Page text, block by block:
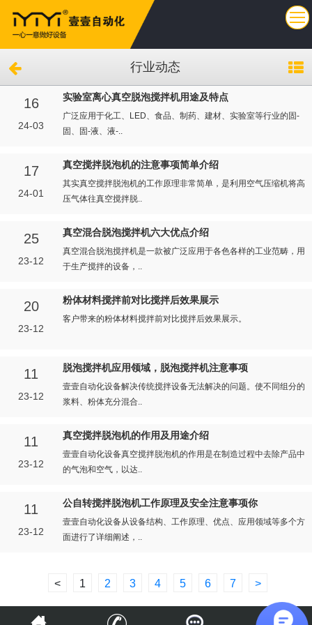
行业动态
16
24-03
实验室离心真空脱泡搅拌机用途及特点
广泛应用于化工、LED、食品、制药、建材、实验室等行业的固-
固、固-液、液-..
17
24-01
真空搅拌脱泡机的注意事项简单介绍
其实真空搅拌脱泡机的工作原理非常简单，是利用空气压缩机将高
压气体往真空搅拌脱..
25
23-12
真空混合脱泡搅拌机六大优点介绍
真空混合脱泡搅拌机是一款被广泛应用于各色各样的工业范畴，用
于生产搅拌的设备，..
20
23-12
粉体材料搅拌前对比搅拌后效果展示
客户带来的粉体材料搅拌前对比搅拌后效果展示。
11
23-12
脱泡搅拌机应用领域，脱泡搅拌机注意事项
壹壹自动化设备解决传统搅拌设备无法解决的问题。使不同组分的
浆料、粉体充分混合..
11
23-12
真空搅拌脱泡机的作用及用途介绍
壹壹自动化设备真空搅拌脱泡机的作用是在制造过程中去除产品中
的气泡和空气，以达..
11
23-12
公自转搅拌脱泡机工作原理及安全注意事项你
壹壹自动化设备从设备结构、工作原理、优点、应用领域等多个方
面进行了详细阐述，..
< 1 2 3 4 5 6 7 >